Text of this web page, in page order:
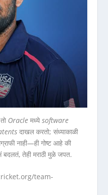
Oracle मध्येsoftware
दाखल करतो; संध्याकाळी
नाही—ही गोष्ट आहे की
तेही मराठी मुळे जपत.
team-